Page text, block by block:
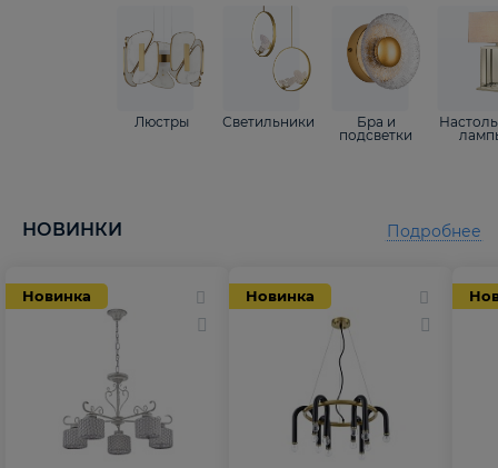
Люстры Светильники
Бра и
подсветки
НОВИНКИ
Новинка Новинка
Подробнее